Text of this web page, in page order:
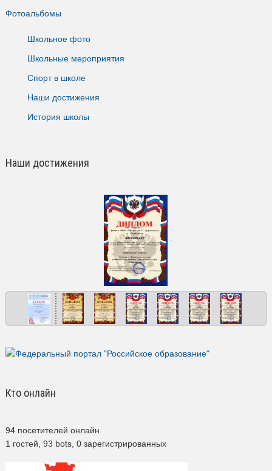
Фотоальбомы
Школьное фото
Школьные мероприятия
Спорт в школе
Наши достижения
История школы
Наши достижения
Кто онлайн
94 посетителей онлайн
1 гостей, 93 bots, 0 зарегистрированных